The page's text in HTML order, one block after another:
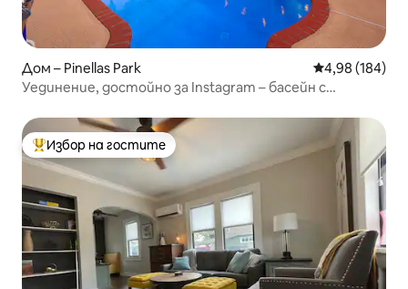
Дом – Pinellas Park Средна
4,98 (184)
Уединение, достойно за Instagram – басейн с
Най-популярен избор на гостите
Избор на гостите